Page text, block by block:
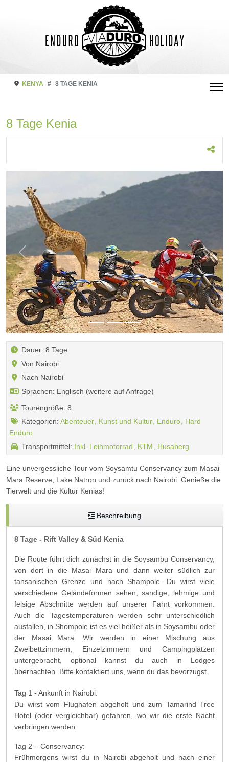
KENYA 8 TAGE KENIA
8 Tage Kenia
Zurück Weiter
Dauer: 8 Tage
Von Nairobi
Nach Nairobi
Sprachen: Englisch (weitere auf Anfrage)
Tourengröße: 8
Kategorien: Abenteuer Kunst und Kultur Enduro
Hard
Enduro
Transportmittel: Inkl. Leihmotorrad KTM Husaberg
Eine unvergessliche Tour vom Soysamtu Conservancy zum Masai
Mara Reserve, Lake Natron und zurück nach Nairobi. Genieße die
Tierwelt und die Kultur Kenias!
Beschreibung
8 Tage - Rift Valley & Süd Kenia
Die Route führt dich zunächst in die Soysambu Conservancy,
von dort in die Masai Mara und dann weiter südlich zur
tansanischen Grenze und nach Shampole. Du wirst viele
verschiedene Geländeformen sehen, sandige, lehmige und
felsige Abschnitte werden auf unserer Fahrt vorkommen.
Auch die Tagestemperaturen werden sehr unterschiedlich
ausfallen, in Shompole ist es viel heißer als in Soysambu oder
der Masai Mara. Wir werden in einer Mischung aus
Zweibettzimmern, Einzelzimmern und Campingplätzen
untergebracht, optional kannst du auch in Lodges
übernachten. Bitte kontaktiert uns, wenn du das bevorzugst.
Tag 1 - Ankunft in Nairobi:
Du wirst vom Flughafen abgeholt und zum Tamarind Tree
Hotel (oder vergleichbar) gefahren, wo wir die erste Nacht
verbringen werden.
Tag 2 – Conservancy:
Frühmorgens wirst du in Nairobi abgeholt und nach einer